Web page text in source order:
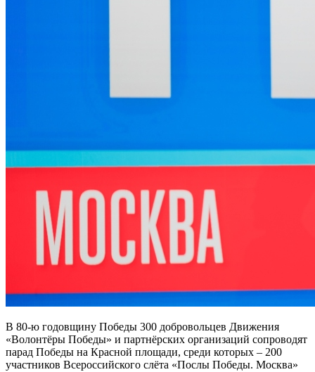
В 80-ю годовщину Победы 300 добровольцев Движения
«Волонтёры Победы» и партнёрских организаций сопроводят
парад Победы на Красной площади, среди которых – 200
участников Всероссийского слёта «Послы Победы. Москва»